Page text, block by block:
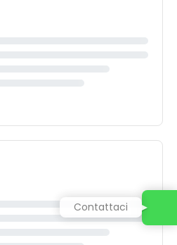
Contattaci